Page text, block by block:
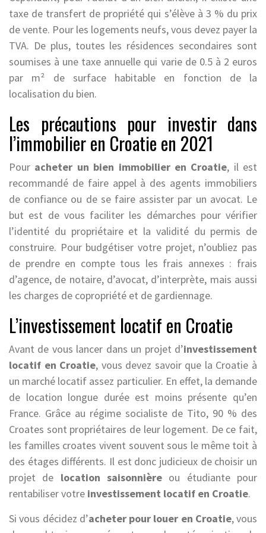
taxe de transfert de propriété qui s’élève à 3 % du prix
de vente. Pour les logements neufs, vous devez payer la
TVA. De plus, toutes les résidences secondaires sont
soumises à une taxe annuelle qui varie de 0.5 à 2 euros
par m² de surface habitable en fonction de la
localisation du bien.
Les précautions pour investir dans
l’immobilier en Croatie en 2021
Pour acheter un bien immobilier en Croatie, il est
recommandé de faire appel à des agents immobiliers
de confiance ou de se faire assister par un avocat. Le
but est de vous faciliter les démarches pour vérifier
l’identité du propriétaire et la validité du permis de
construire. Pour budgétiser votre projet, n’oubliez pas
de prendre en compte tous les frais annexes : frais
d’agence, de notaire, d’avocat, d’interprète, mais aussi
les charges de copropriété et de gardiennage.
L’investissement locatif en Croatie
Avant de vous lancer dans un projet d’investissement
locatif en Croatie, vous devez savoir que la Croatie à
un marché locatif assez particulier. En effet, la demande
de location longue durée est moins présente qu’en
France. Grâce au régime socialiste de Tito, 90 % des
Croates sont propriétaires de leur logement. De ce fait,
les familles croates vivent souvent sous le même toit à
des étages différents. Il est donc judicieux de choisir un
projet de location saisonnière ou étudiante pour
rentabiliser votre investissement locatif en Croatie.
Si vous décidez d’acheter pour louer en Croatie, vous